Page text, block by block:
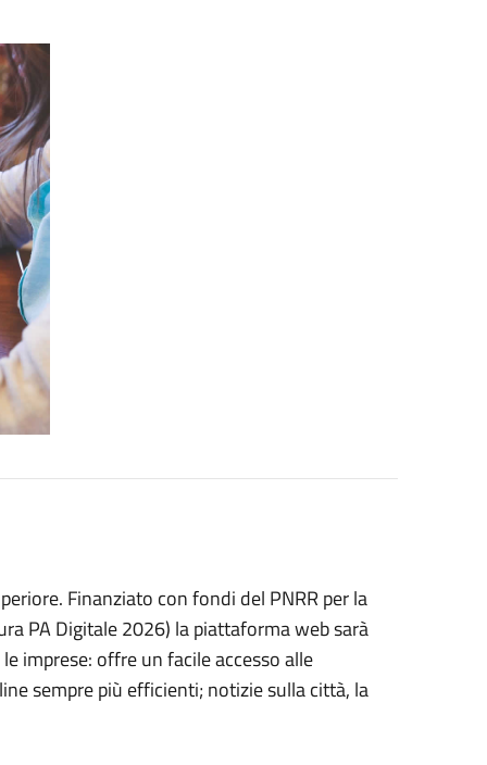
Finanziato con fondi del PNRR per la
PA Digitale 2026) la piattaforma web sarà
imprese: offre un facile accesso alle
sempre più efficienti; notizie sulla città, la